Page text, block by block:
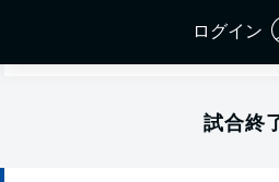
ログイン
of the spoils that sees Die
one position above the 16th-
試合終